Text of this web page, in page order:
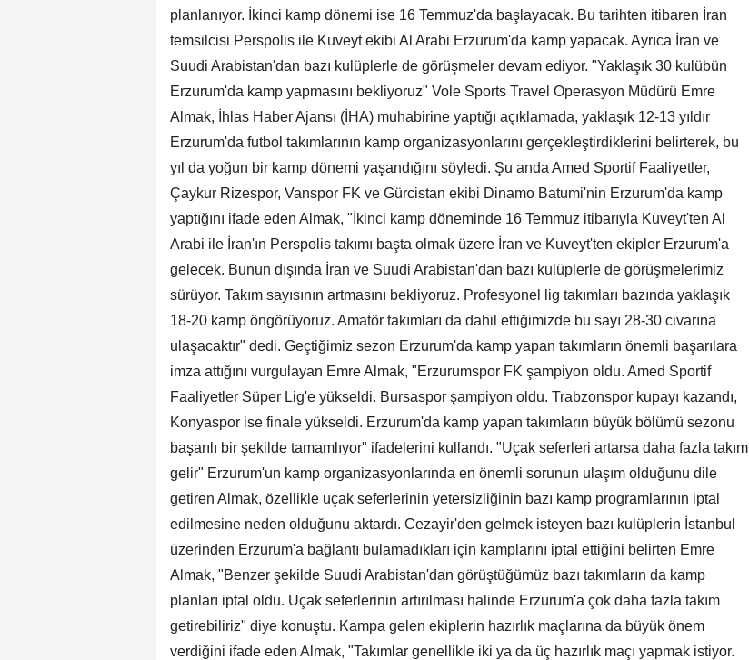
planlanıyor. İkinci kamp dönemi ise 16 Temmuz'da başlayacak. Bu tarihten itibaren İran
temsilcisi Perspolis ile Kuveyt ekibi Al Arabi Erzurum'da kamp yapacak. Ayrıca İran ve
Suudi Arabistan'dan bazı kulüplerle de görüşmeler devam ediyor. "Yaklaşık 30 kulübün
Erzurum'da kamp yapmasını bekliyoruz" Vole Sports Travel Operasyon Müdürü Emre
Almak, İhlas Haber Ajansı (İHA) muhabirine yaptığı açıklamada, yaklaşık 12-13 yıldır
Erzurum'da futbol takımlarının kamp organizasyonlarını gerçekleştirdiklerini belirterek, bu
yıl da yoğun bir kamp dönemi yaşandığını söyledi. Şu anda Amed Sportif Faaliyetler,
Çaykur Rizespor, Vanspor FK ve Gürcistan ekibi Dinamo Batumi'nin Erzurum'da kamp
yaptığını ifade eden Almak, "İkinci kamp döneminde 16 Temmuz itibarıyla Kuveyt'ten Al
Arabi ile İran'ın Perspolis takımı başta olmak üzere İran ve Kuveyt'ten ekipler Erzurum'a
gelecek. Bunun dışında İran ve Suudi Arabistan'dan bazı kulüplerle de görüşmelerimiz
sürüyor. Takım sayısının artmasını bekliyoruz. Profesyonel lig takımları bazında yaklaşık
18-20 kamp öngörüyoruz. Amatör takımları da dahil ettiğimizde bu sayı 28-30 civarına
ulaşacaktır" dedi. Geçtiğimiz sezon Erzurum'da kamp yapan takımların önemli başarılara
imza attığını vurgulayan Emre Almak, "Erzurumspor FK şampiyon oldu. Amed Sportif
Faaliyetler Süper Lig'e yükseldi. Bursaspor şampiyon oldu. Trabzonspor kupayı kazandı,
Konyaspor ise finale yükseldi. Erzurum'da kamp yapan takımların büyük bölümü sezonu
başarılı bir şekilde tamamlıyor" ifadelerini kullandı. "Uçak seferleri artarsa daha fazla takım
gelir" Erzurum'un kamp organizasyonlarında en önemli sorunun ulaşım olduğunu dile
getiren Almak, özellikle uçak seferlerinin yetersizliğinin bazı kamp programlarının iptal
edilmesine neden olduğunu aktardı. Cezayir'den gelmek isteyen bazı kulüplerin İstanbul
üzerinden Erzurum'a bağlantı bulamadıkları için kamplarını iptal ettiğini belirten Emre
Almak, "Benzer şekilde Suudi Arabistan'dan görüştüğümüz bazı takımların da kamp
planları iptal oldu. Uçak seferlerinin artırılması halinde Erzurum'a çok daha fazla takım
getirebiliriz" diye konuştu. Kampa gelen ekiplerin hazırlık maçlarına da büyük önem
verdiğini ifade eden Almak, "Takımlar genellikle iki ya da üç hazırlık maçı yapmak istiyor.